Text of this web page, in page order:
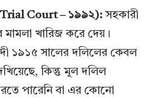
Court – ১৯৯২): সহকারী
খারিজ করে দেয়।
১৯১৫ সালের দলিলের কেবল
কিন্তু মূল দলিল
পারেনি বা এর কোনো